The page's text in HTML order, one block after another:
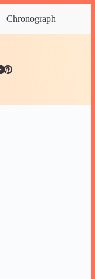
Chronograph